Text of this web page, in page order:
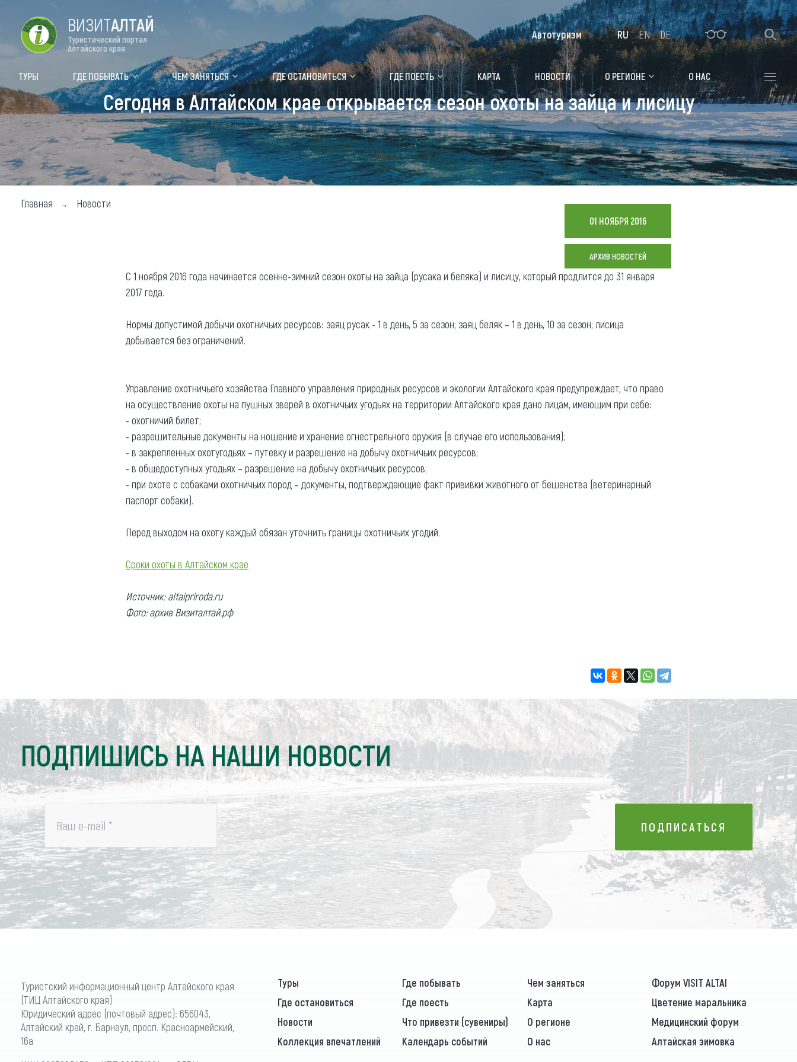
Цветение маральника Медицинский форум Алтайская зимовка
Туры Где побывать
Объекты природы
Объекты истории и культуры
Объекты развлечений
Чем заняться
Календарь событий
Аудиогид
Мой маршрут
Где остановиться
Санатории
Гостиницы, отели
Коттеджи, базы
Сельские усадьбы
Мотели, придорожные отели
Придорожные кафе
Карта
Что привезти (сувениры)
О регионе
Как добраться
Коллекция впечатлений
Видеогалерея
Другие рубрики
Реестр туроператоров
Реестр туристических
Обращения граждан
ВИЗИТАЛТАЙ
Туристический портал
Алтайского края
ТУРЫ ГДЕ ПОБЫВАТЬ ЧЕМ ЗАНЯТЬСЯ ГДЕ ОСТАНОВИТЬСЯ ГДЕ ПОЕСТЬ КАРТА НОВОСТИ О РЕГИОНЕ О НАС
Автотуризм RU EN DE
Сегодня в Алтайском крае открывается сезон охоты на зайца и лисицу
Главная Новости
01 НОЯБРЯ 2016
АРХИВ НОВОСТЕЙ
С 1 ноября 2016 года начинается осенне-зимний сезон охоты на зайца (русака и беляка) и лисицу, который продлится до 31 января
2017 года.
Нормы допустимой добычи охотничьих ресурсов: заяц русак - 1 в день, 5 за сезон; заяц беляк – 1 в день, 10 за сезон; лисица
добывается без ограничений.
Управление охотничьего хозяйства Главного управления природных ресурсов и экологии Алтайского края предупреждает, что право
на осуществление охоты на пушных зверей в охотничьих угодьях на территории Алтайского края дано лицам, имеющим при себе:
- охотничий билет;
- разрешительные документы на ношение и хранение огнестрельного оружия (в случае его использования);
- в закрепленных охотугодьях – путёвку и разрешение на добычу охотничьих ресурсов;
- в общедоступных угодьях – разрешение на добычу охотничьих ресурсов;
- при охоте с собаками охотничьих пород – документы, подтверждающие факт прививки животного от бешенства (ветеринарный
паспорт собаки).
Перед выходом на охоту каждый обязан уточнить границы охотничьих угодий.
Сроки охоты в Алтайском крае
Источник: altaipriroda.ru
Фото: архив Визиталтай.рф
ПОДПИШИСЬ НА НАШИ НОВОСТИ
Ваш e-mail * ПОДПИСАТЬСЯ
ПОДПИСАТЬСЯ
Туристский информационный центр Алтайского края
(ТИЦ Алтайского края)
Юридический адрес (почтовый адрес): 656043,
Алтайский край, г. Барнаул, просп. Красноармейский,
16а
Туры Где побывать Чем заняться
Форум VISIT ALTAI
Где остановиться
Где поесть Карта
Цветение маральника
Новости
Что привезти (сувениры) О регионе
Медицинский форум
Коллекция впечатлений
Календарь событий О нас Алтайская зимовка